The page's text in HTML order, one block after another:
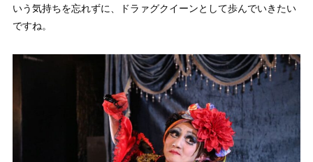
いう気持ちを忘れずに、ドラァグクイーンとして歩んでいきたい
ですね。